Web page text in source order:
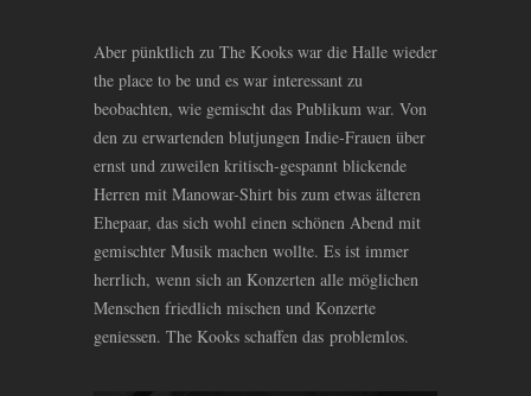
Aber pünktlich zu The Kooks war die Halle wieder
the place to be und es war interessant zu
beobachten, wie gemischt das Publikum war. Von
den zu erwartenden blutjungen Indie-Frauen über
ernst und zuweilen kritisch-gespannt blickende
Herren mit Manowar-Shirt bis zum etwas älteren
Ehepaar, das sich wohl einen schönen Abend mit
gemischter Musik machen wollte. Es ist immer
herrlich, wenn sich an Konzerten alle möglichen
Menschen friedlich mischen und Konzerte
geniessen. The Kooks schaffen das problemlos.